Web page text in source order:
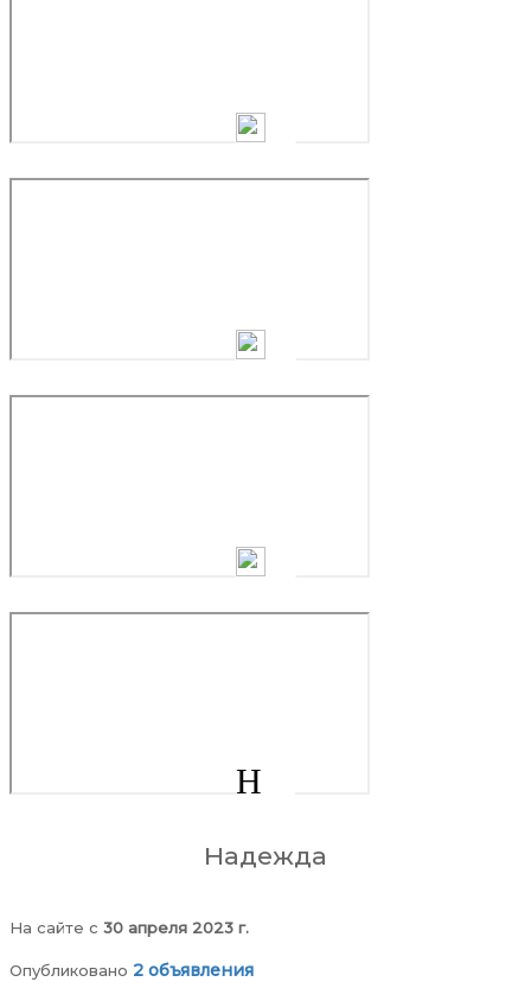
Н
Надежда
На сайте c 30 апреля 2023 г.
Опубликовано 2 объявления